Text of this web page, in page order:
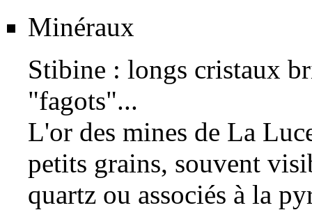
Minéraux
Stibine : longs cristaux
"fagots"...
L'or des mines de La
petits grains, souvent
quartz ou associés à la